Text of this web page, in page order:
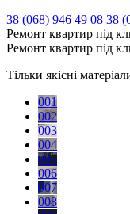
38 (068) 946 49 08 38
Ремонт квартир під
Ремонт квартир під
Тільки якісні
001
002
003
004
005
006
007
008